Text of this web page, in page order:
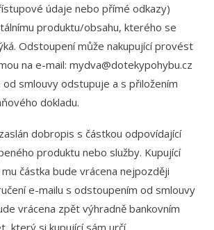
údaje nebo přímé odkazy)
produktu/obsahu, kterého se
Odstoupení může nakupující provést
na e-mail: mydva@dotekypohybu.cz
od smlouvy odstupuje a s přiložením
dokladu.
dobropis s částkou odpovídající
produktu nebo služby. Kupující
částka bude vrácena nejpozději
e-mailu s odstoupením od smlouvy
vrácena zpět výhradně bankovním
který si kupující sám určí.